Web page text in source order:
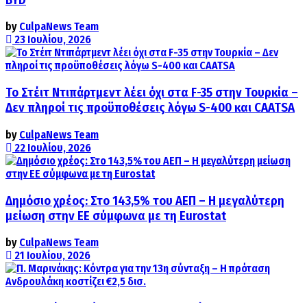
by CulpaNews Team
23 Ιουλίου, 2026
Το Στέιτ Ντιπάρτμεντ λέει όχι στα F-35 στην Τουρκία –
Δεν πληροί τις προϋποθέσεις λόγω S-400 και CAATSA
by CulpaNews Team
22 Ιουλίου, 2026
Δημόσιο χρέος: Στο 143,5% του ΑΕΠ – Η μεγαλύτερη
μείωση στην ΕΕ σύμφωνα με τη Eurostat
by CulpaNews Team
21 Ιουλίου, 2026